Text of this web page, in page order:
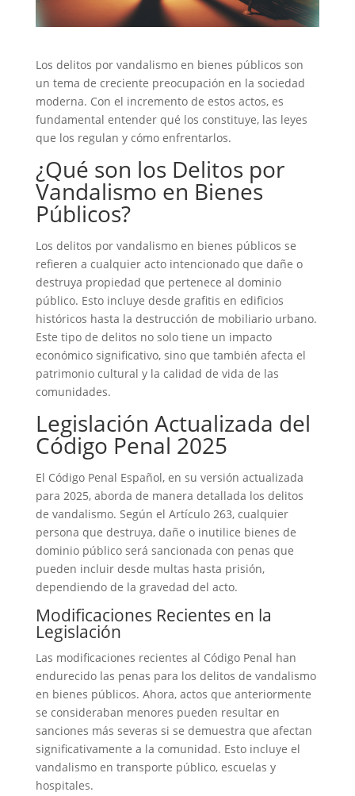
Los delitos por vandalismo en bienes públicos son
un tema de creciente preocupación en la sociedad
moderna. Con el incremento de estos actos, es
fundamental entender qué los constituye, las leyes
que los regulan y cómo enfrentarlos.
¿Qué son los Delitos por
Vandalismo en Bienes
Públicos?
Los delitos por vandalismo en bienes públicos se
refieren a cualquier acto intencionado que dañe o
destruya propiedad que pertenece al dominio
público. Esto incluye desde grafitis en edificios
históricos hasta la destrucción de mobiliario urbano.
Este tipo de delitos no solo tiene un impacto
económico significativo, sino que también afecta el
patrimonio cultural y la calidad de vida de las
comunidades.
Legislación Actualizada del
Código Penal 2025
El Código Penal Español, en su versión actualizada
para 2025, aborda de manera detallada los delitos
de vandalismo. Según el Artículo 263, cualquier
persona que destruya, dañe o inutilice bienes de
dominio público será sancionada con penas que
pueden incluir desde multas hasta prisión,
dependiendo de la gravedad del acto.
Modificaciones Recientes en la
Legislación
Las modificaciones recientes al Código Penal han
endurecido las penas para los delitos de vandalismo
en bienes públicos. Ahora, actos que anteriormente
se consideraban menores pueden resultar en
sanciones más severas si se demuestra que afectan
significativamente a la comunidad. Esto incluye el
vandalismo en transporte público, escuelas y
hospitales.